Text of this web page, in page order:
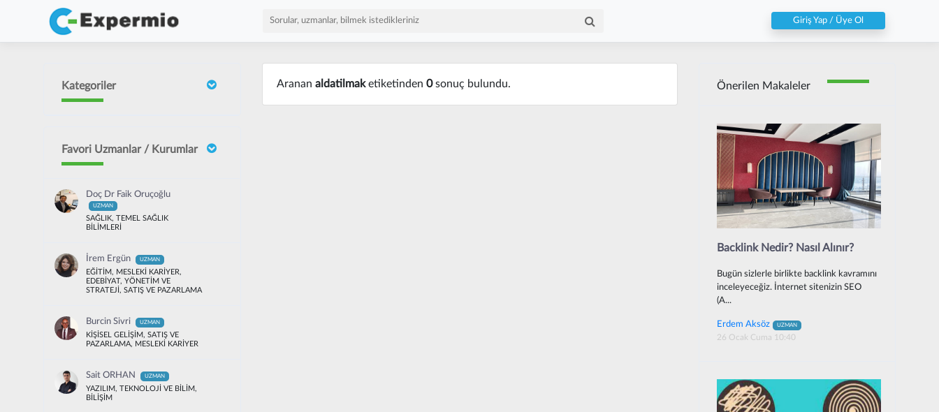
Giriş Yap / Üye Ol
Kategoriler
Favori Uzmanlar / Kurumlar
Doç Dr Faik Oruçoğlu
UZMAN
SAĞLIK, TEMEL SAĞLIK
BİLİMLERİ
İrem Ergün UZMAN
EĞİTİM, MESLEKİ KARİYER,
EDEBİYAT, YÖNETİM VE
STRATEJİ, SATIŞ VE PAZARLAMA
Burcin Sivri UZMAN
KİŞİSEL GELİŞİM, SATIŞ VE
PAZARLAMA, MESLEKİ KARİYER
Sait ORHAN UZMAN
YAZILIM, TEKNOLOJİ VE BİLİM,
BİLİŞİM
Aranan aldatilmaketiketinden 0sonuç bulundu. Önerilen Makaleler
Backlink Nedir? Nasıl Alınır?
Bugün sizlerle birlikte backlink kavramını
inceleyeceğiz. İnternet sitenizin SEO
(A...
Erdem Aksöz UZMAN
26 Ocak Cuma 10:40